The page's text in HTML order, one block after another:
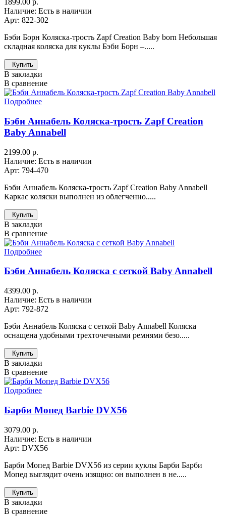
1899.00 р.
Наличие: Есть в наличии
Арт: 822-302
Бэби Борн Коляска-трость Zapf Creation Baby born Небольшая
складная коляска для куклы Бэби Борн –.....
Купить
В закладки
В сравнение
Подробнее
Бэби Аннабель Коляска-трость Zapf Creation
Baby Annabell
2199.00 р.
Наличие: Есть в наличии
Арт: 794-470
Бэби Аннабель Коляска-трость Zapf Creation Baby Annabell
Каркас коляски выполнен из облегченно.....
Купить
В закладки
В сравнение
Подробнее
Бэби Аннабель Коляска с сеткой Baby Annabell
4399.00 р.
Наличие: Есть в наличии
Арт: 792-872
Бэби Аннабель Коляска с сеткой Baby Annabell Коляска
оснащена удобными трехточечными ремнями безо.....
Купить
В закладки
В сравнение
Подробнее
Барби Мопед Barbie DVX56
3079.00 р.
Наличие: Есть в наличии
Арт: DVX56
Барби Мопед Barbie DVX56 из серии куклы Барби Барби
Мопед выглядит очень изящно: он выполнен в не.....
Купить
В закладки
В сравнение